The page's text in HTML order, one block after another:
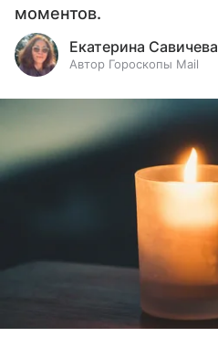
моментов.
Екатерина Савичева
Автор Гороскопы Mail